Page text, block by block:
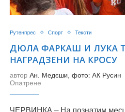
Рутенпрес Спорт Тексти
ДЮЛА ФАРКАШ И ЛУКА
НАГРАДЗЕНИ НА КРОСУ
автор Ан. Медєши, фото: AК Русин
Опатрене
ЧЕРВИНКА – На познатим